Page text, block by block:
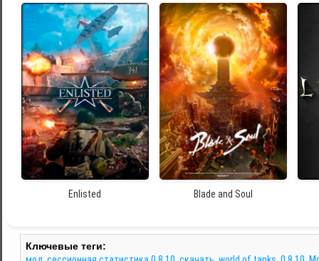
Enlisted Blade and Soul
Ключевые теги: